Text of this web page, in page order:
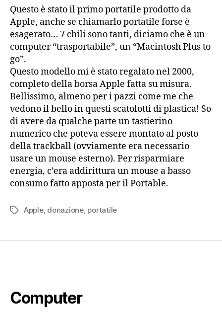
Questo è stato il primo portatile prodotto da
Apple, anche se chiamarlo portatile forse è
esagerato… 7 chili sono tanti, diciamo che è un
computer “trasportabile”, un “Macintosh Plus to
go”.
Questo modello mi è stato regalato nel 2000,
completo della borsa Apple fatta su misura.
Bellissimo, almeno per i pazzi come me che
vedono il bello in questi scatolotti di plastica! So
di avere da qualche parte un tastierino
numerico che poteva essere montato al posto
della trackball (ovviamente era necessario
usare un mouse esterno). Per risparmiare
energia, c’era addirittura un mouse a basso
consumo fatto apposta per il Portable.
Tag Apple, donazione, portatile
Computer